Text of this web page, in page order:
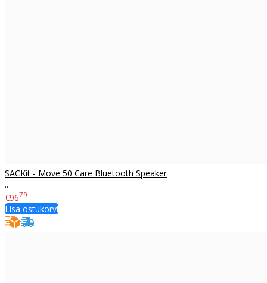
SACKit - Move 50 Care Bluetooth Speaker
..
€9679
Lisa ostukorvi